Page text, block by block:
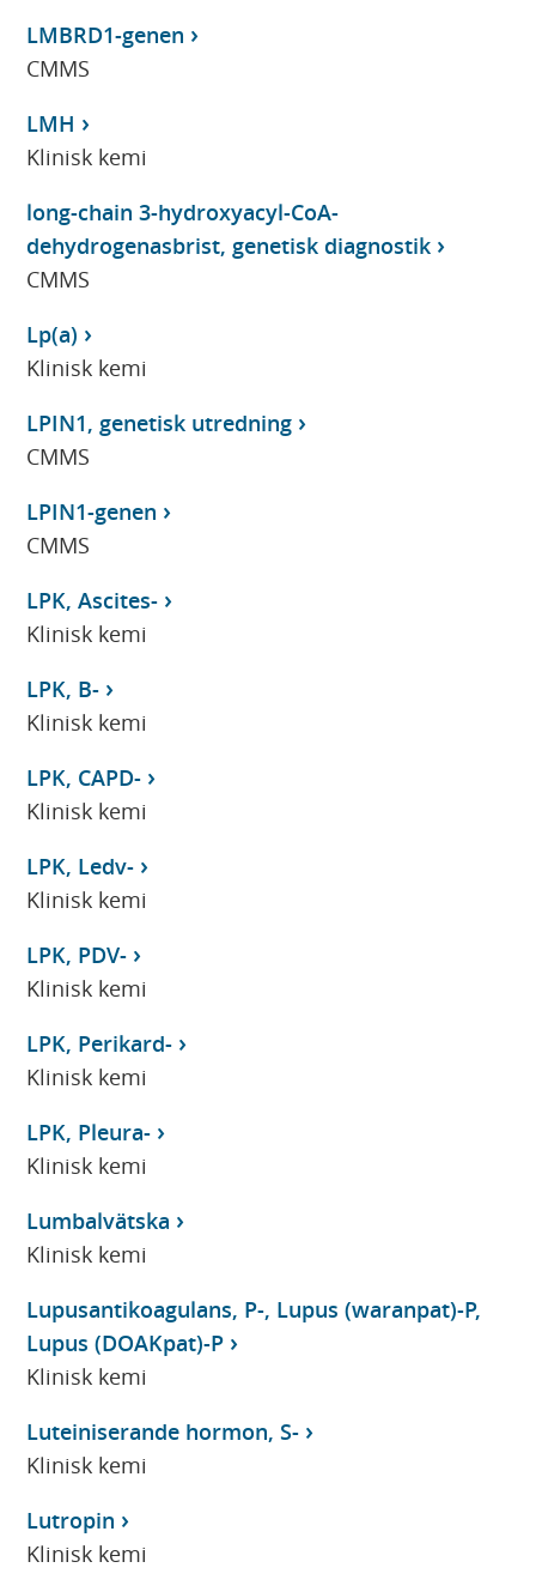
LMBRD1-genen
CMMS
LMH
Klinisk kemi
long-chain 3-hydroxyacyl-CoA-
dehydrogenasbrist, genetisk diagnostik
CMMS
Lp(a)
Klinisk kemi
LPIN1, genetisk utredning
CMMS
LPIN1-genen
CMMS
LPK, Ascites-
Klinisk kemi
LPK, B-
Klinisk kemi
LPK, CAPD-
Klinisk kemi
LPK, Ledv-
Klinisk kemi
LPK, PDV-
Klinisk kemi
LPK, Perikard-
Klinisk kemi
LPK, Pleura-
Klinisk kemi
Lumbalvätska
Klinisk kemi
Lupusantikoagulans, P-, Lupus (waranpat)-P,
Lupus (DOAKpat)-P
Klinisk kemi
Luteiniserande hormon, S-
Klinisk kemi
Lutropin
Klinisk kemi